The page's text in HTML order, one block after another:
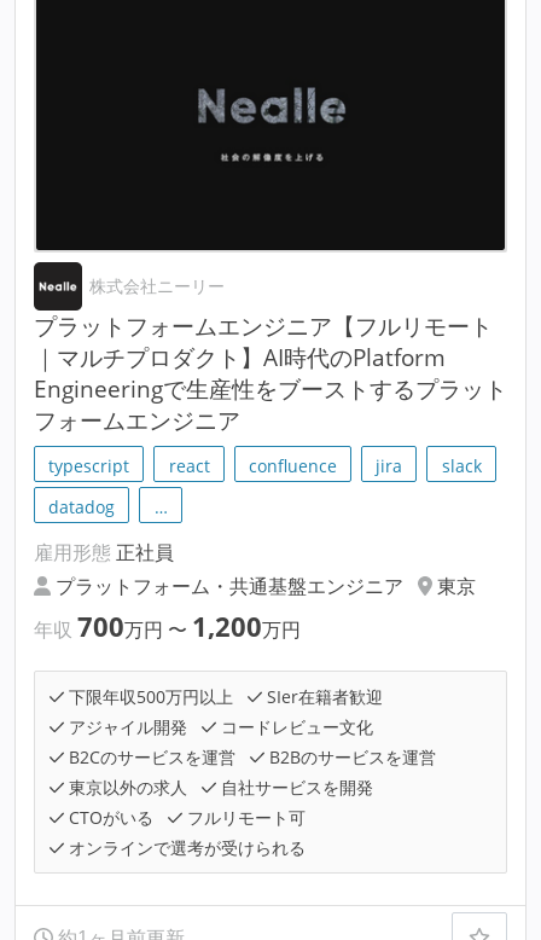
株式会社ニーリー
プラットフォームエンジニア【フルリモート
｜マルチプロダクト】AI時代のPlatform
Engineeringで生産性をブーストするプラット
フォームエンジニア
typescript react confluence jira
slack
datadog
…
雇用形態 正社員
プラットフォーム・共通基盤エンジニア
東京
年収 700万円 〜 1,200万円
下限年収500万円以上
SIer在籍者歓迎
アジャイル開発
コードレビュー文化
B2Cのサービスを運営
B2Bのサービスを運営
東京以外の求人
自社サービスを開発
CTOがいる
フルリモート可
オンラインで選考が受けられる